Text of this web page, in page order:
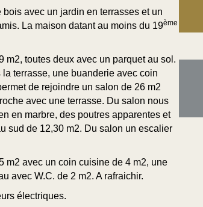
avec un jardin en terrasses et un
La maison datant au moins du 19ème
m2, toutes deux avec un parquet au sol.
terrasse, une buanderie avec coin
de rejoindre un salon de 26 m2
avec une terrasse. Du salon nous
en marbre, des poutres apparentes et
sud de 12,30 m2. Du salon un escalier
m2 avec un coin cuisine de 4 m2, une
avec W.C. de 2 m2. A rafraichir.
électriques.